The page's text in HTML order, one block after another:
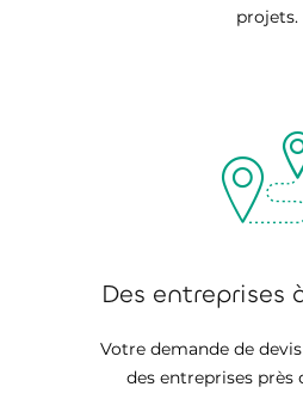
projets.
Des entreprises
Votre demande de
des entreprises près